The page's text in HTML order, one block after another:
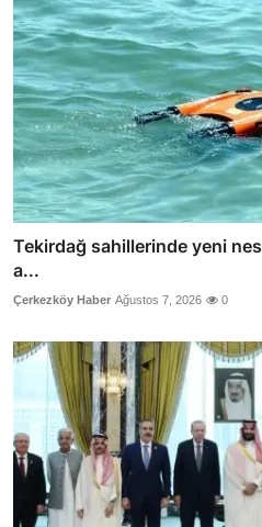
Tekirdağ sahillerinde yeni
a...
Çerkezköy Haber Ağustos 7, 2026 0